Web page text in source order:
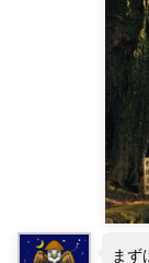
まず